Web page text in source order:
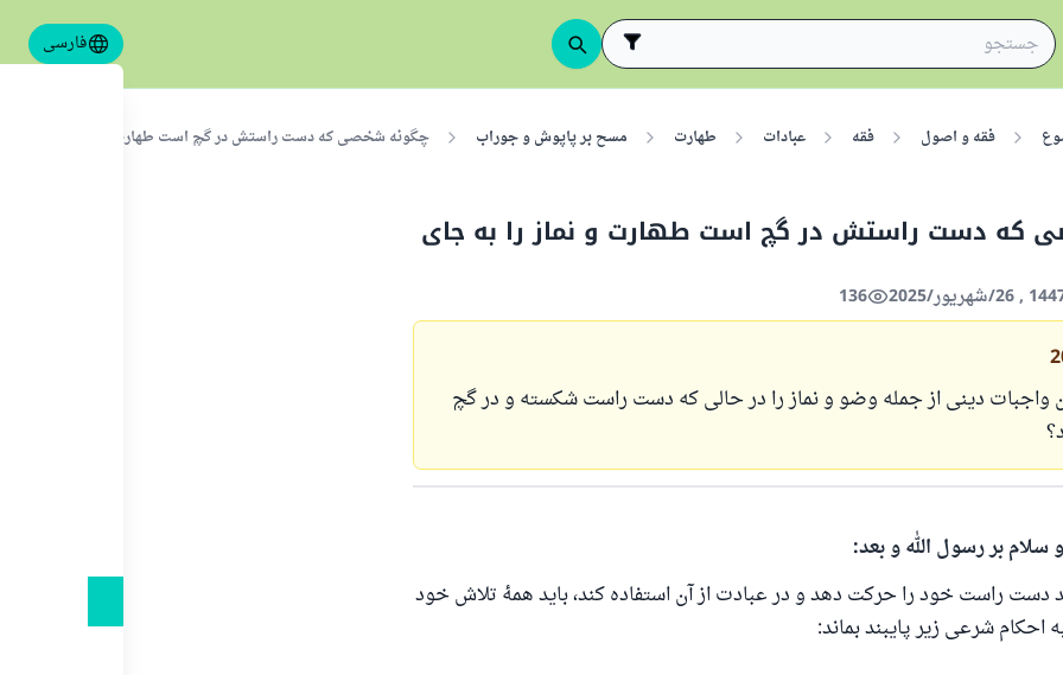
فارسی
فقه و اصول فقه عبادات طهارت مسح بر پاپوش و جوراب چگونه شخصی که دست راستش در گچ است طهارت و نماز را به جای
که دست راستش در گچ است طهارت و نماز را به جای
136
واجبات دینی از جمله وضو و نماز را در حالی که دست راست شکسته و در گچ
و سلام بر رسول الله و بعد:
دست راست خود را حرکت دهد و در عبادت از آن استفاده کند، باید همهٔ تلاش خود
احکام شرعی زیر پایبند بماند: